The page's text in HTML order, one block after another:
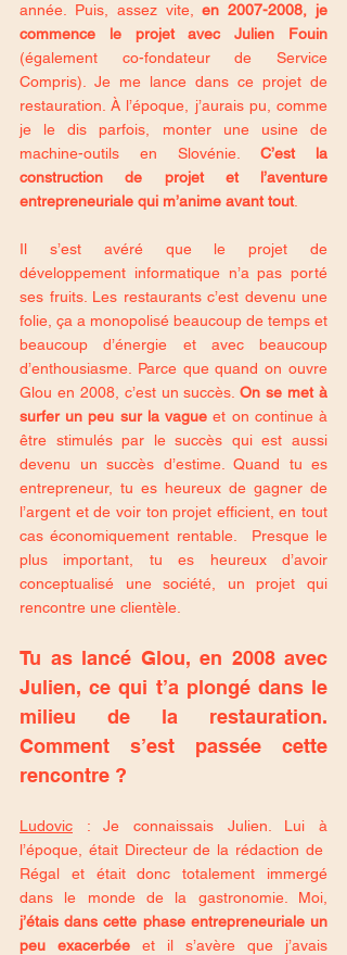
année. Puis, assez vite, en 2007-2008, je
(également co-fondateur de Service
Compris). Je me lance dans ce projet de
restauration. À l’époque, j’aurais pu, comme
je le dis parfois, monter une usine de
machine-outils en Slovénie. C’est la
construction de projet et l’aventure
entrepreneuriale qui m’anime avant tout.
Il s’est avéré que le projet de
développement informatique n’a pas porté
ses fruits. Les restaurants c’est devenu une
folie, ça a monopolisé beaucoup de temps et
beaucoup d’énergie et avec beaucoup
d’enthousiasme. Parce que quand on ouvre
Glou en 2008, c’est un succès. On se met à
surfer un peu sur la vague et on continue à
être stimulés par le succès qui est aussi
devenu un succès d’estime. Quand tu es
entrepreneur, tu es heureux de gagner de
l’argent et de voir ton projet efficient, en tout
cas économiquement rentable.  Presque le
plus important, tu es heureux d’avoir
conceptualisé une société, un projet qui
rencontre une clientèle.
Tu as lancé Glou, en 2008 avec
Julien, ce qui t’a plongé dans le
milieu de la restauration.
Comment s’est passée cette
rencontre ?
Ludovic : Je connaissais Julien. Lui à
l’époque, était Directeur de la rédaction de
Régal et était donc totalement immergé
j’étais dans cette phase entrepreneuriale un
peu exacerbée et il s’avère que j’avais